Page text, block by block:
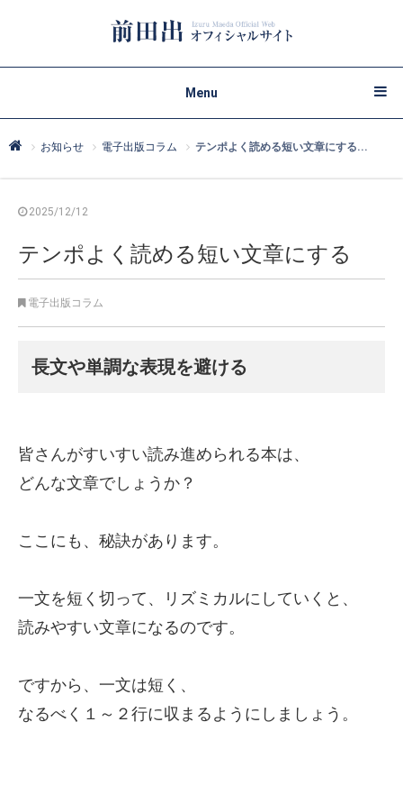
Menu
お知らせ 電子出版コラム テンポよく読める短い文章にする...
2025/12/12
テンポよく読める短い文章にする
電子出版コラム
長文や単調な表現を避ける
皆さんがすいすい読み進められる本は、
どんな文章でしょうか？
ここにも、秘訣があります。
一文を短く切って、リズミカルにしていくと、
読みやすい文章になるのです。
ですから、一文は短く、
なるべく１～２行に収まるようにしましょう。